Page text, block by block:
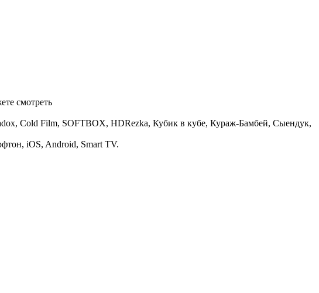
cмoтpeть
Cold Film, SOFTBOX, HDRezka, Кубик в кубе, Кураж-Бамбей, Сыендук,
iOS, Android, Smart TV.